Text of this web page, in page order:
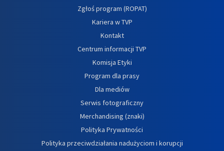
Zgłoś program (ROPAT)
Kariera w TVP
Kontakt
Centrum informacji TVP
Komisja Etyki
Program dla prasy
Dla mediów
Serwis fotograficzny
Merchandising (znaki)
Polityka Prywatności
Polityka przeciwdziałania nadużyciom i korupcji